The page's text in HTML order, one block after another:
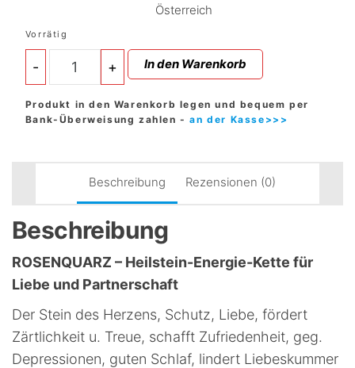
Österreich
Vorrätig
-
Heilstein-
Energie-
Kette
Partnerschaft
+ In den Warenkorb
Produkt in den Warenkorb legen und bequem per
Bank-Überweisung zahlen -an der Kasse>>>
Beschreibung Rezensionen (0)
Beschreibung
ROSENQUARZ – Heilstein-Energie-Kette für
Liebe und Partnerschaft
Der Stein des Herzens, Schutz, Liebe, fördert
Zärtlichkeit u. Treue, schafft Zufriedenheit, geg.
Depressionen, guten Schlaf, lindert Liebeskummer